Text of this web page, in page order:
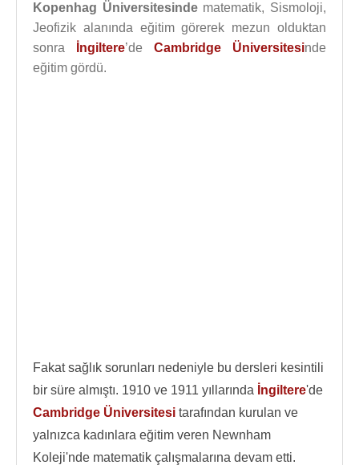
Kopenhag Üniversitesindematematik, Sismoloji,
Jeofizik alanında eğitim görerek mezun olduktan
sonra
İngiltere’de Cambridge Üniversitesinde
eğitim gördü.
Fakat sağlık sorunları nedeniyle bu dersleri kesintili
bir süre almıştı. 1910 ve 1911 yıllarında İngiltere'de
Cambridge Üniversitesi tarafından kurulan ve
yalnızca kadınlara eğitim veren Newnham
Koleji'nde matematik çalışmalarına devam etti.